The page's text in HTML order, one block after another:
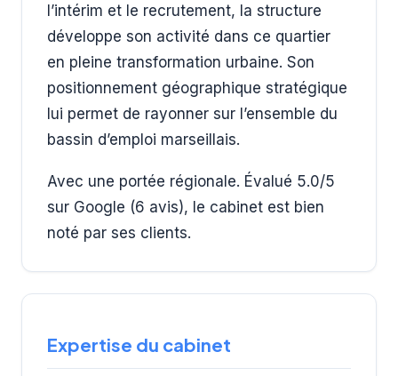
l’intérim et le recrutement, la structure
développe son activité dans ce quartier
en pleine transformation urbaine. Son
positionnement géographique stratégique
lui permet de rayonner sur l’ensemble du
bassin d’emploi marseillais.
Avec une portée régionale. Évalué 5.0/5
sur Google (6 avis), le cabinet est bien
noté par ses clients.
Expertise du cabinet